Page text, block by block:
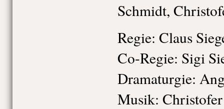
Schmidt,
Regie: Claus
Co-Regie: Sigi
Dramaturgie:
Musik: